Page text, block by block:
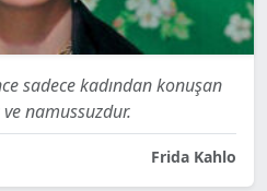
sadece kadından konuşan
namussuzdur.
Frida Kahlo